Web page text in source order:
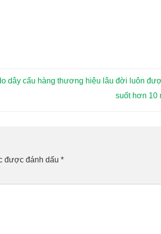
dây cẩu hàng thương hiệu lâu đời luôn
suốt hơn 10
được đánh dấu *